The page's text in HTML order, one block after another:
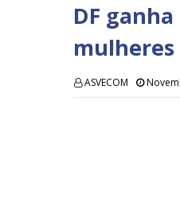
DF
mulheres
ASVECOM